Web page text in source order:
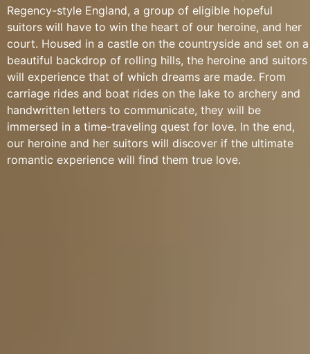
Regency-style England, a group of eligible hopeful
suitors will have to win the heart of our heroine, and her
court. Housed in a castle on the countryside and set on a
beautiful backdrop of rolling hills, the heroine and suitors
will experience that of which dreams are made. From
carriage rides and boat rides on the lake to archery and
handwritten letters to communicate, they will be
immersed in a time-traveling quest for love. In the end,
our heroine and her suitors will discover if the ultimate
romantic experience will find them true love.